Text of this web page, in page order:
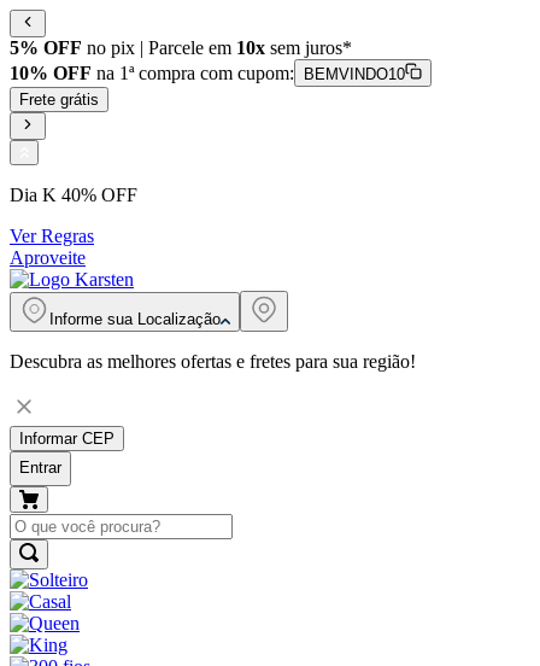
5% OFF no pix | Parcele em 10x sem juros*
10% OFF na 1ª compra com cupom:
BEMVINDO10
Frete grátis
Dia K 40% OFF
Ver Regras
Aproveite
Informe sua Localização
Descubra as melhores ofertas e fretes para sua região!
Informar CEP
Entrar